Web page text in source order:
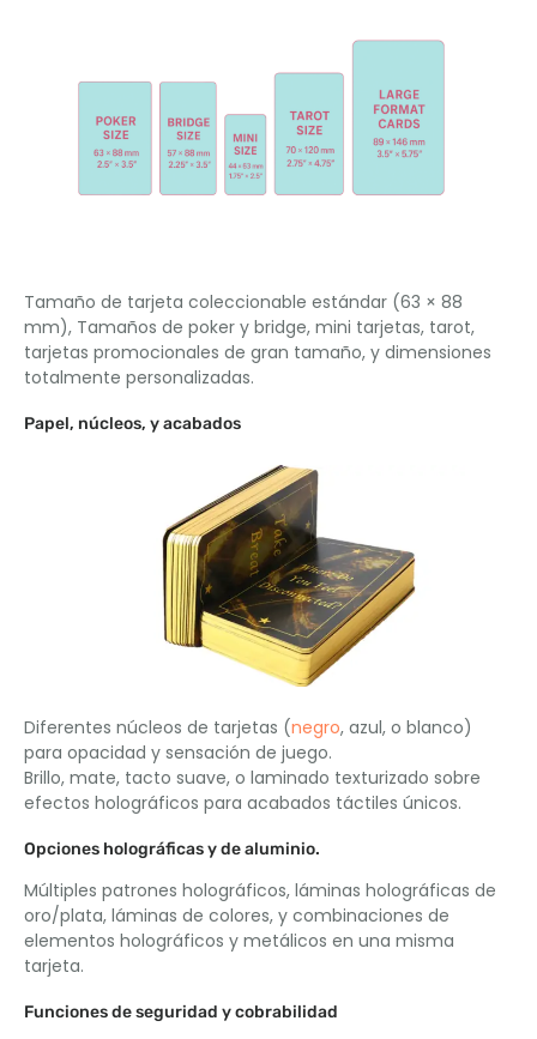
Tamaño de tarjeta coleccionable estándar (63 × 88
mm), Tamaños de poker y bridge, mini tarjetas, tarot,
tarjetas promocionales de gran tamaño, y dimensiones
totalmente personalizadas.
Papel, núcleos, y acabados
Diferentes núcleos de tarjetas (negro, azul, o blanco)
para opacidad y sensación de juego.
Brillo, mate, tacto suave, o laminado texturizado sobre
efectos holográficos para acabados táctiles únicos.
Opciones holográficas y de aluminio.
Múltiples patrones holográficos, láminas holográficas de
oro/plata, láminas de colores, y combinaciones de
elementos holográficos y metálicos en una misma
tarjeta.
Funciones de seguridad y cobrabilidad